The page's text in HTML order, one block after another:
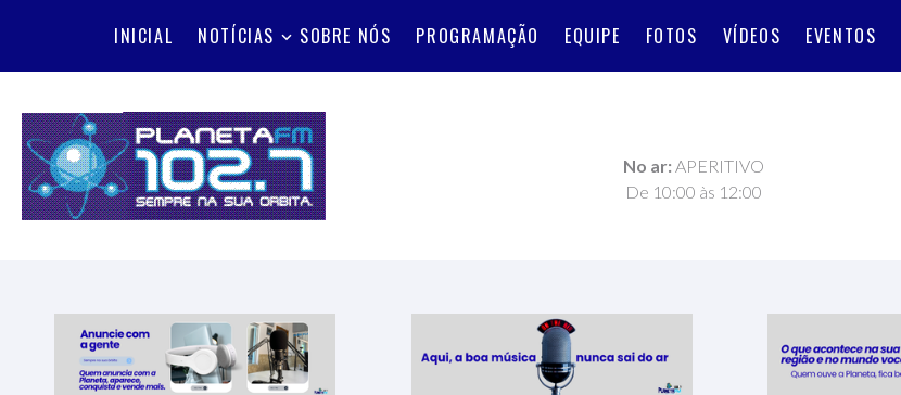
INICIAL NOTÍCIAS SOBRE NÓS PROGRAMAÇÃO EQUIPE FOTOS VÍDEOS EVENTOS
No ar: APERITIVO
De 10:00 às 12:00